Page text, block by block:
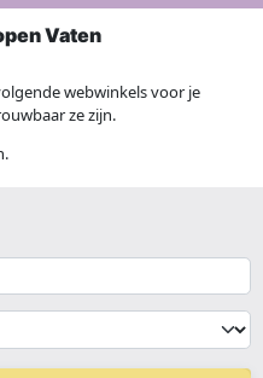
Vaten
webwinkels voor je
ze zijn.